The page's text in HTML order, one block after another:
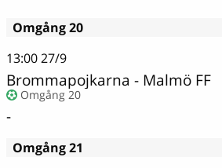
Omgång 20
13:0027/9
Brommapojkarna - Malmö FF
Omgång 20
-
Omgång 21